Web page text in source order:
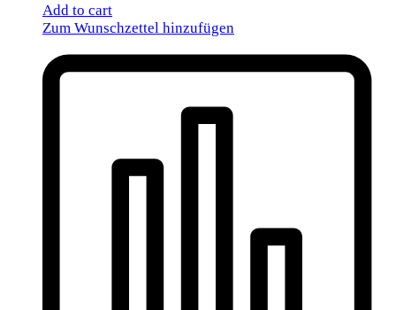
Add to cart
Zum Wunschzettel hinzufügen